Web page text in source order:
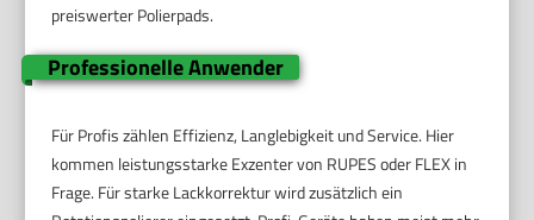
preiswerter Polierpads.
Professionelle Anwender
Für Profis zählen Effizienz, Langlebigkeit und Service. Hier
kommen leistungsstarke Exzenter von RUPES oder FLEX in
Frage. Für starke Lackkorrektur wird zusätzlich ein